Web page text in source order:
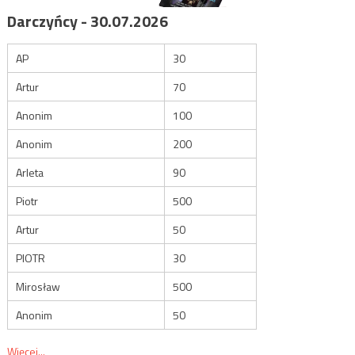
Darczyńcy - 30.07.2026
AP
30
Artur
70
Anonim
100
Anonim
200
Arleta
90
Piotr
500
Artur
50
PIOTR
30
Mirosław
500
Anonim
50
Więcej...